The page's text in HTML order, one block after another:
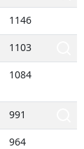
1146
1103
1084
991
964